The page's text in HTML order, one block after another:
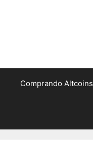
Comprando Altcoins